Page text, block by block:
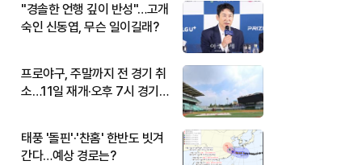
"경솔한 언행 깊이 반성"…고개
숙인 신동엽, 무슨 일이길래?
프로야구, 주말까지 전 경기 취
소…11일 재개·오후 7시 경기
태풍 '돌핀'·'찬홈' 한반도 빗겨
간다…예상 경로는?